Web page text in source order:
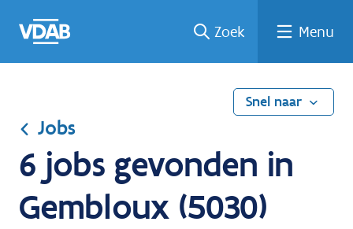
naar
een
een
job
naar
Zoek Menu
Snel naar
Jobs
6 jobs gevonden in
Gembloux (5030)